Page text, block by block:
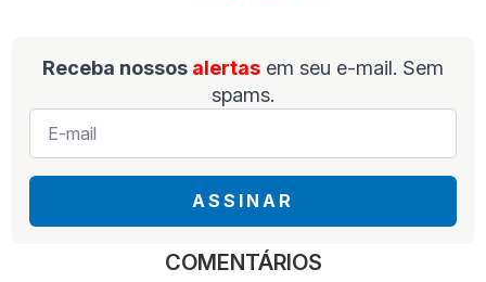
Receba nossos alertas em seu e-mail. Sem
spams.
E-
mail
ASSINAR
COMENTÁRIOS